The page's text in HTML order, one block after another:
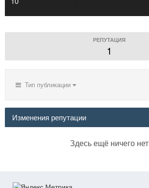
РЕПУТАЦИЯ
1
Тип публикации
Изменения репутации
Здесь ещё ничего нет